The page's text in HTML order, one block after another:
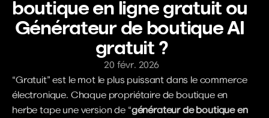
boutique en ligne gratuit ou
Générateur de boutique AI
gratuit ?
20 févr. 2026
“Gratuit” est le mot le plus puissant dans le commerce
électronique. Chaque propriétaire de boutique en
herbe tape une version de “générateur de boutique en